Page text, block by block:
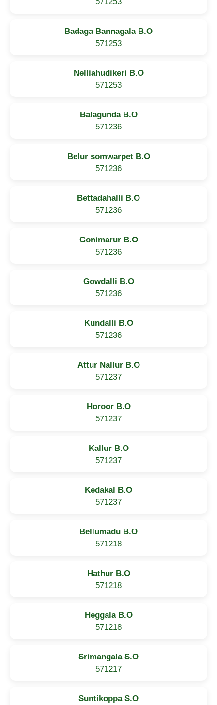
Badaga Bannagala B.O
571253
Nelliahudikeri B.O
571253
Balagunda B.O
571236
Belur somwarpet B.O
571236
Bettadahalli B.O
571236
Gonimarur B.O
571236
Gowdalli B.O
571236
Kundalli B.O
571236
Attur Nallur B.O
571237
Horoor B.O
571237
Kallur B.O
571237
Kedakal B.O
571237
Bellumadu B.O
571218
Hathur B.O
571218
Heggala B.O
571218
Srimangala S.O
571217
Suntikoppa S.O